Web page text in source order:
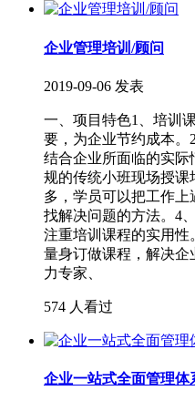
企业管理培训/顾问
2019-09-06 发表
一、项目特色1、培训
要，为企业节约成本
结合企业所面临的实际
规的传统小班现场授课
多，学员可以把工作
找解决问题的方法。4
注重培训课程的实用性
量身订做课程，解决
力专家、
574 人看过
企业一站式全面管理体